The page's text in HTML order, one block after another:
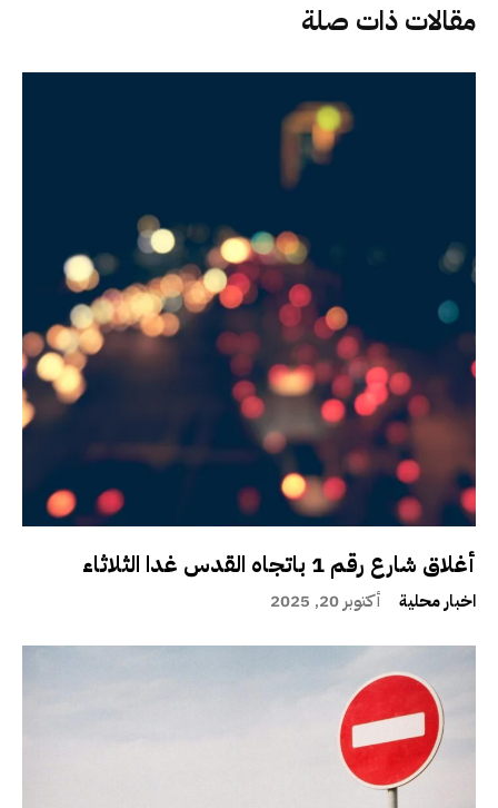
مقالات ذات صلة
أغلاق شارع رقم 1 باتجاه القدس غدا الثلاثاء
اخبار محلية أكتوبر 20, 2025